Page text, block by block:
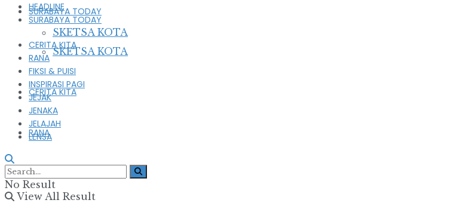
SURABAYA TODAY
SKETSA KOTA
CERITA KITA
RANA
FIKSI & PUISI
HEADLINE
SURABAYA TODAY
SKETSA KOTA
CERITA KITA
RANA
FIKSI & PUISI
INSPIRASI PAGI
JEJAK
JENAKA
JELAJAH
LENSA
No Result
View All Result